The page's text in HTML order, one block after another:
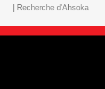
| Recherche d'Ahsoka